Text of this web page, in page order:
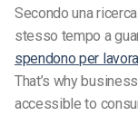
Secondo una
stesso tempo a
spendono per
That’s why
accessible to